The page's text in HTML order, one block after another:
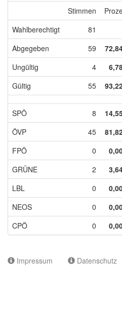
Stimmen
Wahlberechtigt
81
Abgegeben
59
Ungültig
4
Gültig
55
SPÖ 8
ÖVP
45
FPÖ
0
GRÜNE
2
LBL
0
NEOS
0
CPÖ
0
Impressum Datenschutz